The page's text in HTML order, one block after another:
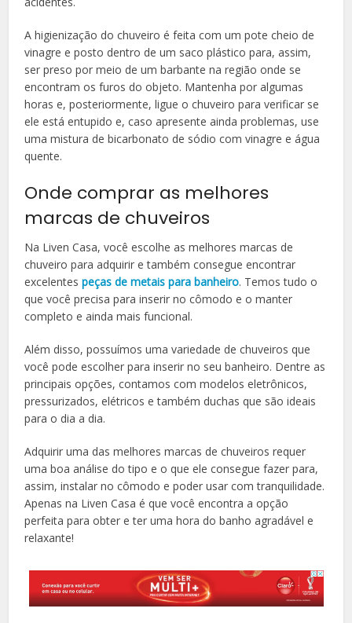
A higienização do chuveiro é feita com um pote cheio de
vinagre e posto dentro de um saco plástico para, assim,
ser preso por meio de um barbante na região onde se
encontram os furos do objeto. Mantenha por algumas
horas e, posteriormente, ligue o chuveiro para verificar se
ele está entupido e, caso apresente ainda problemas, use
uma mistura de bicarbonato de sódio com vinagre e água
quente.
Onde comprar as melhores
marcas de chuveiros
Na Liven Casa, você escolhe as melhores marcas de
chuveiro para adquirir e também consegue encontrar
excelentespeças de metais para banheiro. Temos tudo o
que você precisa para inserir no cômodo e o manter
completo e ainda mais funcional.
Além disso, possuímos uma variedade de chuveiros que
você pode escolher para inserir no seu banheiro. Dentre as
principais opções, contamos com modelos eletrônicos,
pressurizados, elétricos e também duchas que são ideais
para o dia a dia.
Adquirir uma das melhores marcas de chuveiros requer
uma boa análise do tipo e o que ele consegue fazer para,
assim, instalar no cômodo e poder usar com tranquilidade.
Apenas na Liven Casa é que você encontra a opção
perfeita para obter e ter uma hora do banho agradável e
relaxante!